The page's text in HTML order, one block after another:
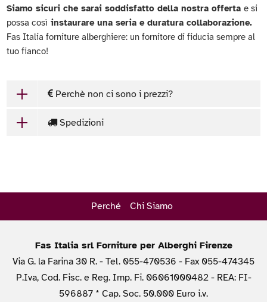
Siamo sicuri che sarai soddisfatto della nostra offertae si
possa così instaurare una seria e duratura collaborazione.
Fas Italia forniture alberghiere: un fornitore di fiducia sempre al
tuo fianco!
Perchè non ci sono i prezzi?
Spedizioni
Perché Chi Siamo
Fas Italia srl Forniture per Alberghi Firenze
Via G. la Farina 30 R. - Tel. 055-470536 - Fax 055-474345
P.Iva, Cod. Fisc. e Reg. Imp. Fi. 06061000482 - REA: FI-
596887 * Cap. Soc. 50.000 Euro i.v.